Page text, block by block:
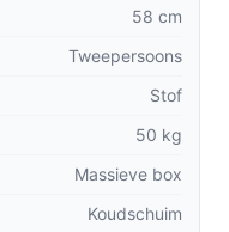
kwaliteit, prijs en
constructie zorgt
met lichtere
zwarte stof is niet
en
58 cm
Tweepersoons
Stof
50 kg
Massieve box
Koudschuim